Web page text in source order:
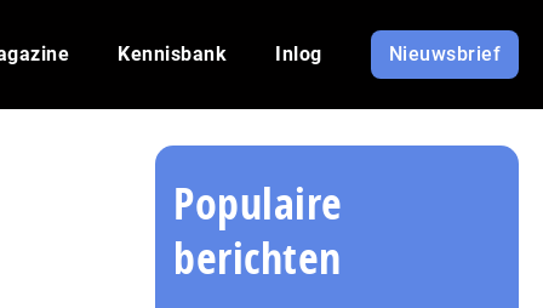
Kennisbank Inlog Nieuwsbrief
Populaire
berichten